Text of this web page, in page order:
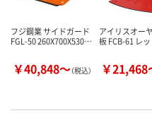
フジ鋼業 サイドガード
FGL-50 260X700X530…
￥40,848～（税込）
アイリスオー
板 FCB-61 レ
￥21,468